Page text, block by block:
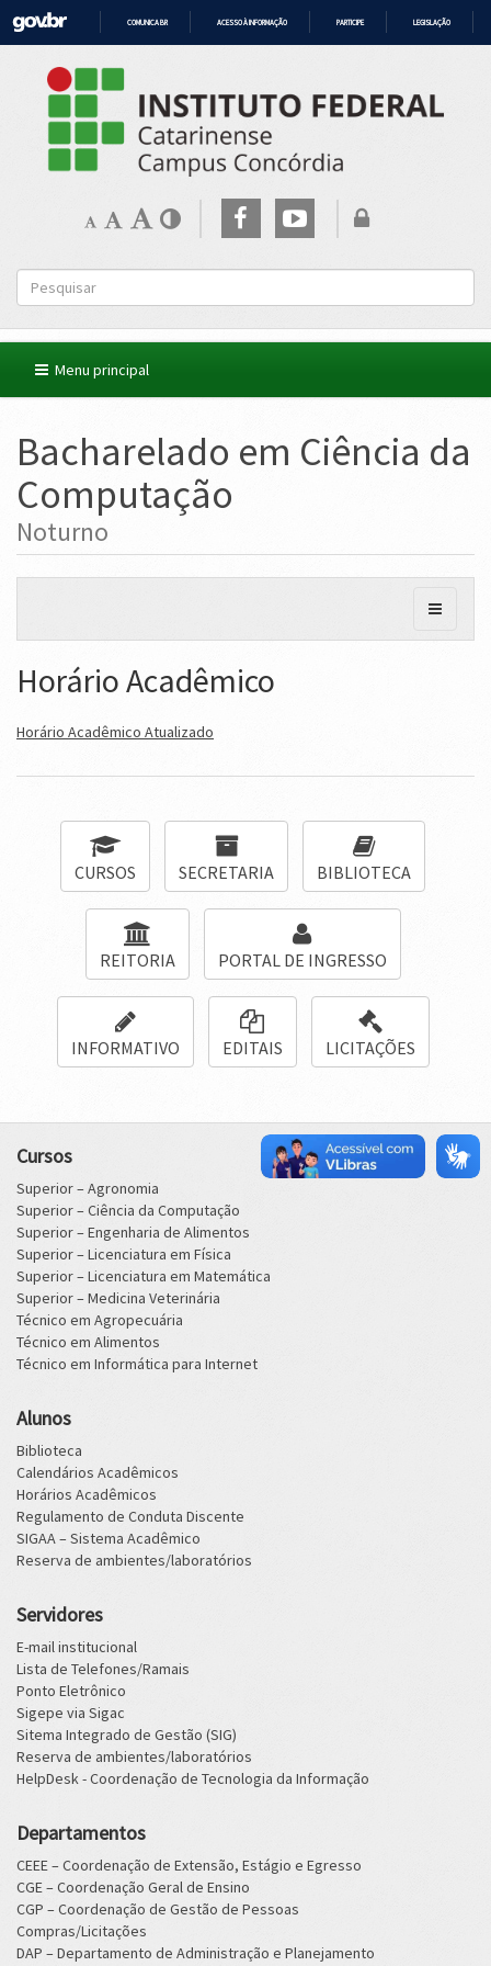
CONTEÚDO
COMUNICA BR ACESSO À INFORMAÇÃO PARTICIPE LEGISLAÇÃO
Menu principal
Bacharelado em Ciência da
Computação
Noturno
Horário Acadêmico
Horário Acadêmico Atualizado
CURSOS SECRETARIA BIBLIOTECA
REITORIA PORTAL DE INGRESSO
INFORMATIVO EDITAIS LICITAÇÕES
Cursos
Superior – Agronomia
Superior – Ciência da Computação
Superior – Engenharia de Alimentos
Superior – Licenciatura em Física
Superior – Licenciatura em Matemática
Superior – Medicina Veterinária
Técnico em Agropecuária
Técnico em Alimentos
Técnico em Informática para Internet
Alunos
Biblioteca
Calendários Acadêmicos
Horários Acadêmicos
Regulamento de Conduta Discente
SIGAA – Sistema Acadêmico
Reserva de ambientes/laboratórios
Servidores
E-mail institucional
Lista de Telefones/Ramais
Ponto Eletrônico
Sigepe via Sigac
Sitema Integrado de Gestão (SIG)
Reserva de ambientes/laboratórios
HelpDesk - Coordenação de Tecnologia da Informação
Departamentos
CEEE – Coordenação de Extensão, Estágio e Egresso
CGE – Coordenação Geral de Ensino
CGP – Coordenação de Gestão de Pessoas
Compras/Licitações
DAP – Departamento de Administração e Planejamento